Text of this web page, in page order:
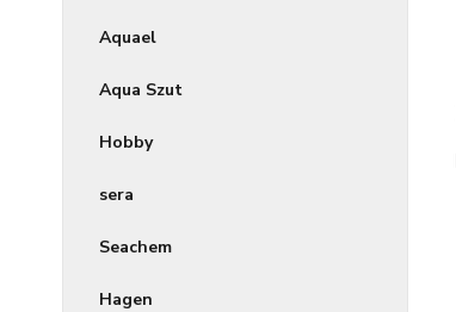
Aquael
Aqua Szut
Hobby
sera
Seachem
Hagen